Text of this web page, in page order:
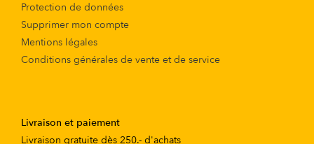
Protection de données
Supprimer mon compte
Mentions légales
Conditions générales de vente et de service
Livraison et paiement
Livraison gratuite dès 250.- d'achats